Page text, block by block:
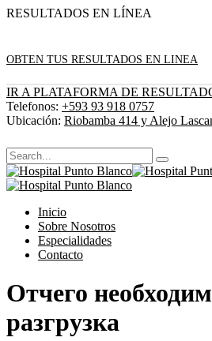
RESULTADOS EN LÍNEA
OBTEN TUS RESULTADOS EN LINEA
IR A PLATAFORMA DE
Telefonos: +593 93 918 0757
Ubicación: Riobamba 414 y Alejo
Inicio
Sobre Nosotros
Especialidades
Contacto
Отчего
разгрузка